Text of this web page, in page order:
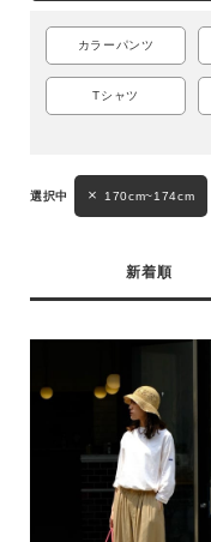
MENS
カテゴリ
カラーパンツ
Tシャツ
170cm~174cm
新着順